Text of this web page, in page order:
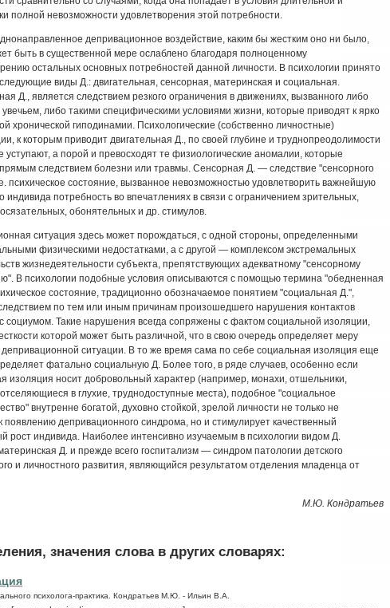
полной невозможности удовлетворения этой потребности.
депривационное воздействие, каким бы жестким оно ни было,
быть в существенной мере ослаблено благодаря полноценному
остальных основных потребностей данной личности. В психологии принято
виды Д.: двигательная, сенсорная, материнская и социальная.
Д., является следствием резкого ограничения в движениях, вызванного либо
либо такими специфическими условиями жизни, которые приводят к ярко
хронической гиподинамии. Психологические (собственно личностные)
к которым приводит двигательная Д., по своей глубине и труднопреодолимости
уступают, а порой и превосходят те физиологические аномалии, которые
следствием болезни или травмы. Сенсорная Д. — следствие "сенсорного
психическое состояние, вызванное невозможностью удовлетворить важнейшую
индивида потребность во впечатлениях в связи с ограничением зрительных,
обонятельных и др. стимулов.
ситуация здесь может порождаться, с одной стороны, определенными
физическими недостатками, а с другой — комплексом экстремальных
жизнедеятельности субъекта, препятствующих адекватному "сенсорному
В психологии подобные условия описываются с помощью термина "обедненная
состояние, традиционно обозначаемое понятием "социальная Д.",
по тем или иным причинам произошедшего нарушения контактов
социумом. Такие нарушения всегда сопряжены с фактом социальной изоляции,
которой может быть различной, что в свою очередь определяет меру
депривационной ситуации. В то же время сама по себе социальная изоляция еще
фатально социальную Д. Более того, в ряде случаев, особенно если
изоляция носит добровольный характер (например, монахи, отшельники,
в глухие, труднодоступные места), подобное "социальное
внутренне богатой, духовно стойкой, зрелой личности не только не
появлению депривационного синдрома, но и стимулирует качественный
рост индивида. Наиболее интенсивно изучаемым в психологии видом Д.
Д. и прежде всего госпитализм — синдром патологии детского
и личностного развития, являющийся результатом отделения младенца от
М.Ю. Кондратьев
значения слова в других словарях:
психолога-практика. Кондратьев М.Ю. - Ильин В.А.